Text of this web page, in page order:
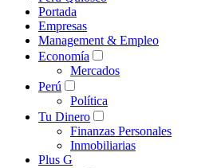
Portada
Empresas
Management & Empleo
Economía
Mercados
Perú
Política
Tu Dinero
Finanzas Personales
Inmobiliarias
Plus G